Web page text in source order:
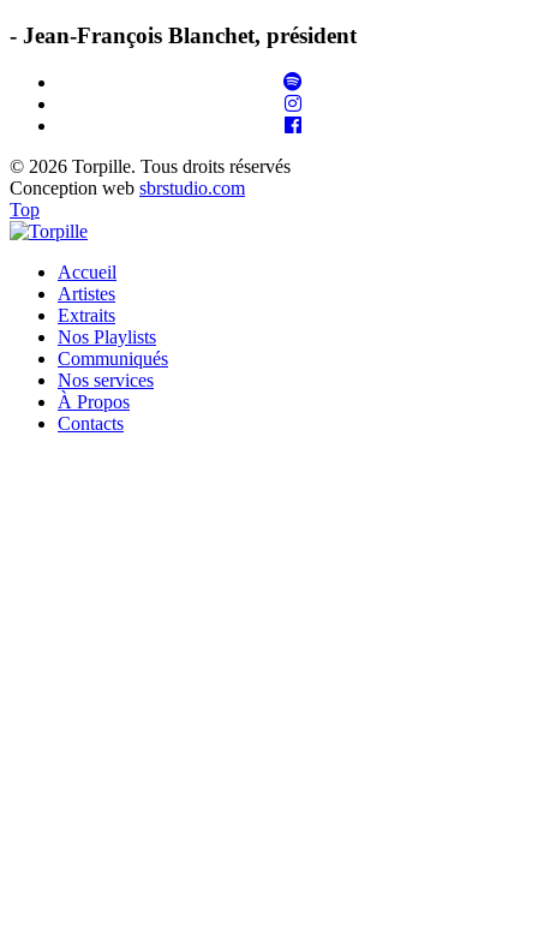
- Jean-François Blanchet, président
© 2026 Torpille. Tous droits réservés
Conception web sbrstudio.com
Top
Accueil
Artistes
Extraits
Nos Playlists
Communiqués
Nos services
À Propos
Contacts